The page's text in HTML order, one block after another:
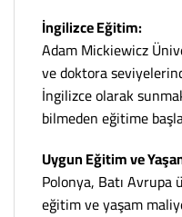
İngilizce Eğitim:
Adam Mickiewicz
ve doktora
İngilizce olarak
bilmeden eğitime
Uygun Eğitim ve
Polonya, Batı Avrupa
eğitim ve yaşam